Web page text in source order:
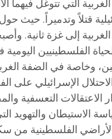
التي تتوغل فيهما
قتلاً وتدميراً. حيث
إلى غزة ثانية.
الفلسطينيين
وخاصة في الضفة
الإسرائيلي على
الاعتقالات التعسفية
الاستيطان والتهويد
الفلسطينية من